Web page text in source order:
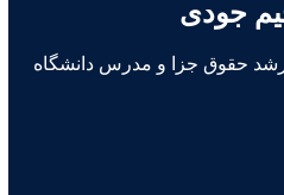
جودی
حقوق جزا و مدرس دانشگاه